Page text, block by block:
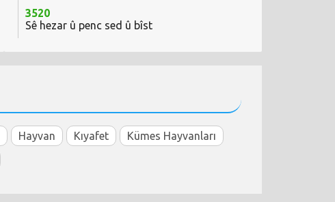
3520
Sê hezar û penc sed û bîst
Hayvan Kıyafet
Kümes Hayvanları